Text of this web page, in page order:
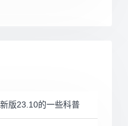
版23.10的一些科普